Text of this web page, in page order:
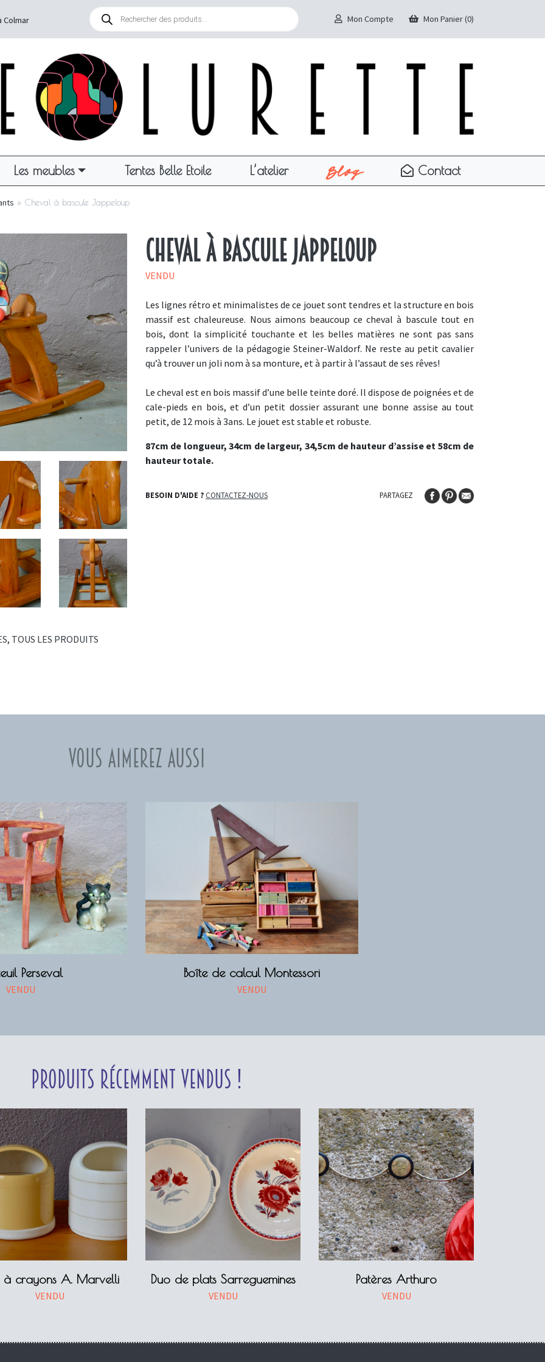
Colmar
Recherche
produits
Mon Compte Mon Panier (0)
Les meubles Tentes Belle Etoile L’atelier Blog Contact
» Cheval à bascule Jappeloup
, TOUS LES PRODUITS
Cheval à bascule Jappeloup
VENDU
Les lignes rétro et minimalistes de ce jouet sont tendres et la structure en bois
massif est chaleureuse. Nous aimons beaucoup ce cheval à bascule tout en
bois, dont la simplicité touchante et les belles matières ne sont pas sans
rappeler l’univers de la pédagogie Steiner-Waldorf. Ne reste au petit cavalier
qu’à trouver un joli nom à sa monture, et à partir à l’assaut de ses rêves!
Le cheval est en bois massif d’une belle teinte doré. Il dispose de poignées et de
cale-pieds en bois, et d’un petit dossier assurant une bonne assise au tout
petit, de 12 mois à 3ans. Le jouet est stable et robuste.
87cm de longueur, 34cm de largeur, 34,5cm de hauteur d’assise et 58cm de
hauteur totale.
BESOIN D'AIDE ?CONTACTEZ-NOUS PARTAGEZ
Vous aimerez aussi
Perseval
VENDU
Boîte de calcul Montessori
VENDU
Produits récemment vendus !
à crayons A. Marvelli
VENDU
Duo de plats Sarreguemines
VENDU
Patères Arthuro
VENDU